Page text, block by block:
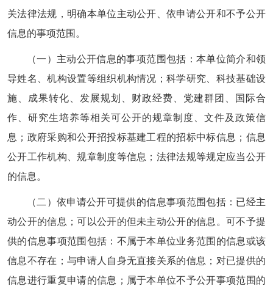
关法律法规，明确本单位主动公开、依申请公开和不予公开
信息的事项范围。
（一）主动公开信息的事项范围包括：本单位简介和领
导姓名、机构设置等组织机构情况；科学研究、科技基础设
施、成果转化、发展规划、财政经费、党建群团、国际合
作、研究生培养等相关可公开的规章制度、文件及政策信
息；政府采购和公开招投标基建工程的招标中标信息；信息
公开工作机构、规章制度等信息；法律法规等规定应当公开
的信息。
（二）依申请公开可提供的信息事项范围包括：已经主
动公开的信息；可以公开的但未主动公开的信息。可不予提
供的信息事项范围包括：不属于本单位业务范围的信息或该
信息不存在；与申请人自身无直接关系的信息；对已提供的
信息进行重复申请的信息；属于本单位不予公开事项范围的